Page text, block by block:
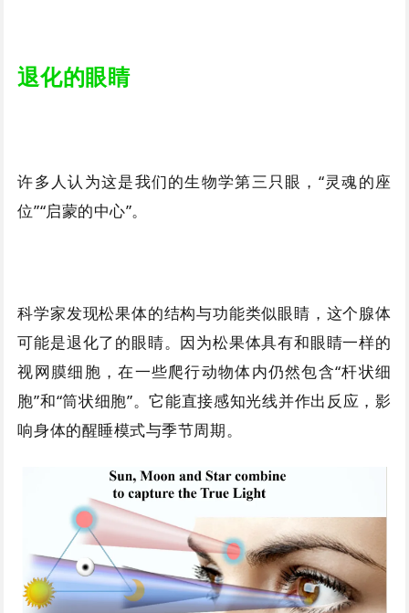
退化的眼睛
许多人认为这是我们的生物学第三只眼，“灵魂的座
位”“启蒙的中心”。
科学家发现松果体的结构与功能类似眼睛，这个腺体
可能是退化了的眼睛。因为松果体具有和眼睛一样的
视网膜细胞，在一些爬行动物体内仍然包含“杆状细
胞”和“筒状细胞”。它能直接感知光线并作出反应，影
响身体的醒睡模式与季节周期。